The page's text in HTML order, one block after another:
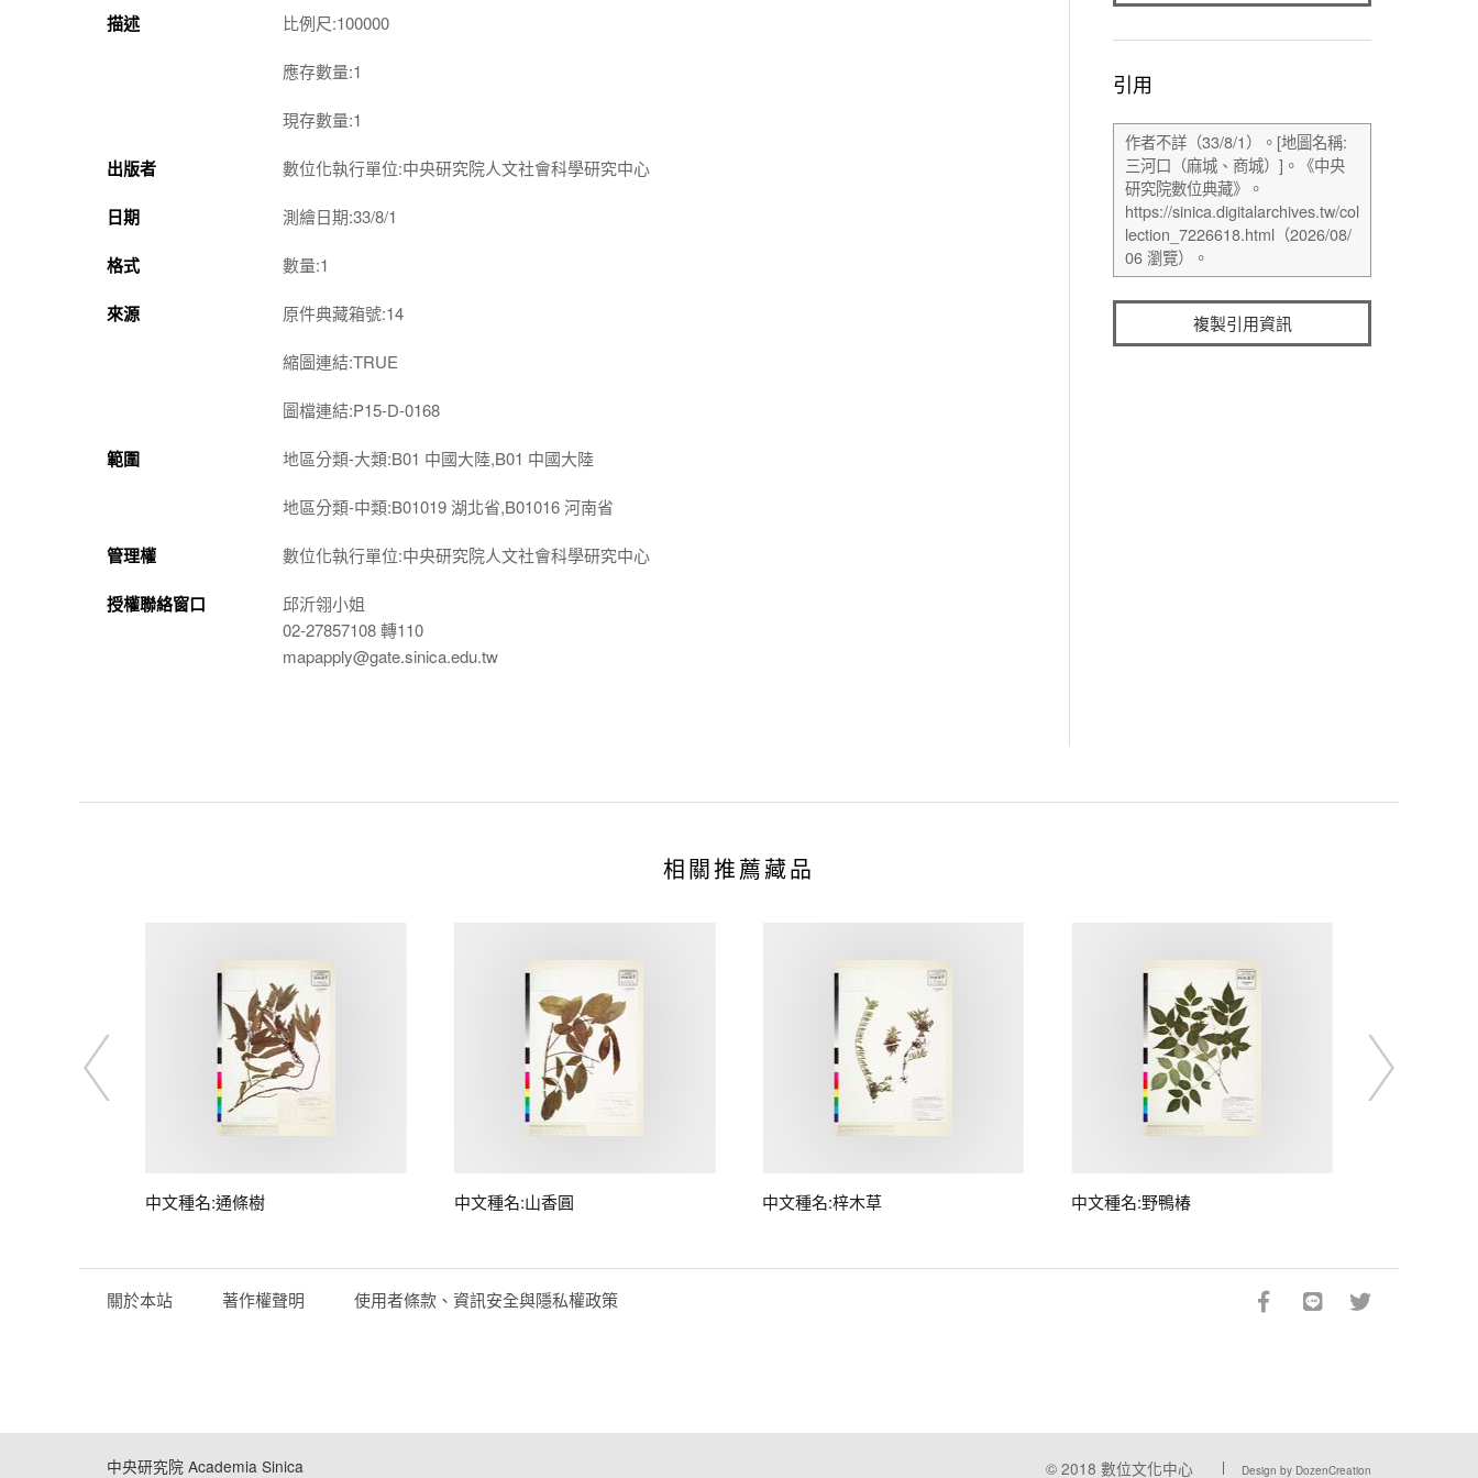
描述 比例尺:100000
應存數量:1
現存數量:1
出版者 數位化執行單位:中央研究院人文社會科學研究中心
日期 測繪日期:33/8/1
格式 數量:1
來源 原件典藏箱號:14
縮圖連結:TRUE
圖檔連結:P15-D-0168
範圍 地區分類-大類:B01 中國大陸,B01 中國大陸
地區分類-中類:B01019 湖北省,B01016 河南省
管理權 數位化執行單位:中央研究院人文社會科學研究中心
授權聯絡窗口
邱沂翎小姐
02-27857108 轉110
mapapply@gate.sinica.edu.tw
引用
複製引用資訊
相關推薦藏品
中文種名:通條樹 中文種名:山香圓 中文種名:梓木草 中文種名:野鴨椿
關於本站 著作權聲明 使用者條款、資訊安全與隱私權政策
中央研究院 Academia Sinica © 2018 數位文化中心 Design by DozenCreation